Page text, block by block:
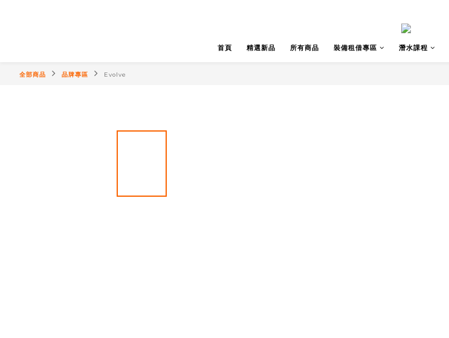
首頁 精選新品 所有商品 裝備租借專區 潛水課程
全部商品 品牌專區 Evolve